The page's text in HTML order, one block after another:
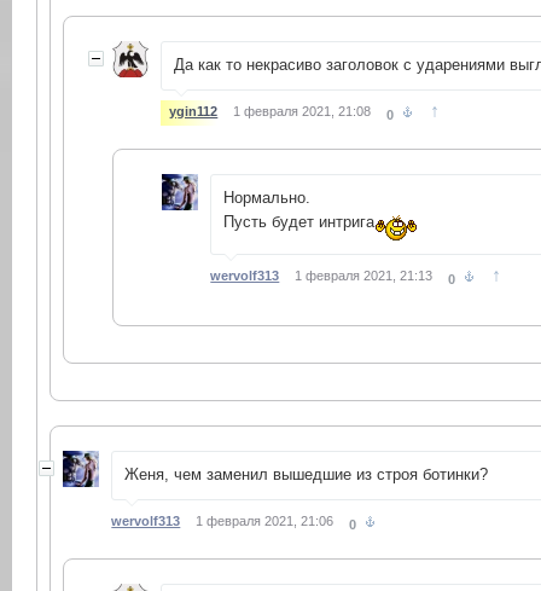
Да как то некрасиво заголовок с ударениями
ygin112 1 февраля 2021, 21:08 0 ↑
Нормально.
Пусть будет интрига
wervolf313 1 февраля 2021, 21:13 0 ↑
Женя, чем заменил вышедшие из строя ботинки?
wervolf313 1 февраля 2021, 21:06 0